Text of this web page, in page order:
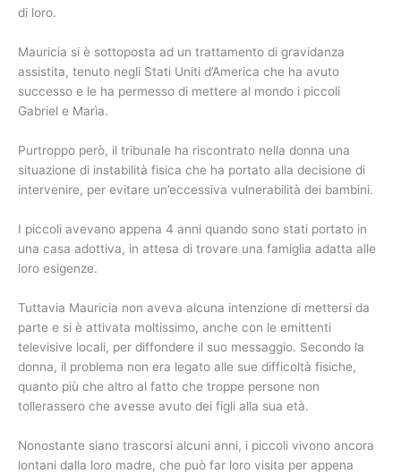
di loro.
Mauricia si è sottoposta ad un trattamento di gravidanza
assistita, tenuto negli Stati Uniti d’America che ha avuto
successo e le ha permesso di mettere al mondo i piccoli
Gabriel e Marìa.
Purtroppo però, il tribunale ha riscontrato nella donna una
situazione di instabilità fisica che ha portato alla decisione di
intervenire, per evitare un’eccessiva vulnerabilità dei bambini.
I piccoli avevano appena 4 anni quando sono stati portato in
una casa adottiva, in attesa di trovare una famiglia adatta alle
loro esigenze.
Tuttavia Mauricia non aveva alcuna intenzione di mettersi da
parte e si è attivata moltissimo, anche con le emittenti
televisive locali, per diffondere il suo messaggio. Secondo la
donna, il problema non era legato alle sue difficoltà fisiche,
quanto più che altro al fatto che troppe persone non
tollerassero che avesse avuto dei figli alla sua età.
Nonostante siano trascorsi alcuni anni, i piccoli vivono ancora
lontani dalla loro madre, che può far loro visita per appena